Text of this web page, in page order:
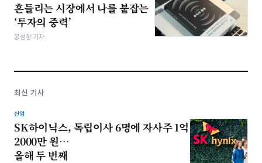
흔들리는 시장에서 나를 붙잡는
‘투자의 중력’
봉성창 기자
최신 기사
산업
SK하이닉스, 독립이사 6명에 자사주 1억
2000만 원…
올해 두 번째